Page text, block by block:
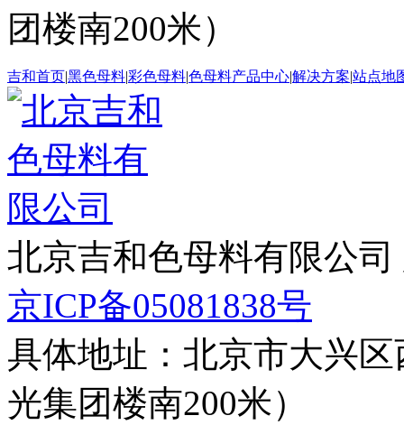
团楼南200米）
吉和首页|黑色母料|彩色母料|色母料产品中心|解决方案|站点地
北京吉和色母料有限公司
京ICP备05081838号
具体地址：北京市大兴
光集团楼南200米）